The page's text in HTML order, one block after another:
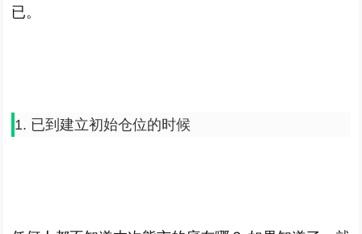
已。
1. 已到建立初始仓位的时候